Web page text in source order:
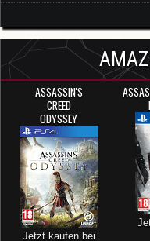
ASSASSIN'S
CREED
ODYSSEY
Jetzt kaufen bei